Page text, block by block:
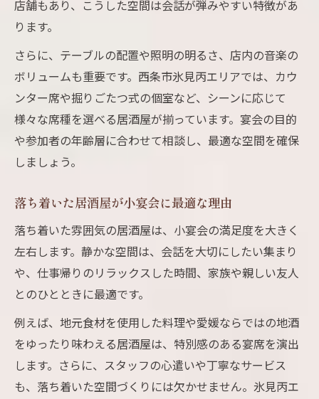
店舗もあり、こうした空間は会話が弾みやすい特徴があ
ります。
さらに、テーブルの配置や照明の明るさ、店内の音楽の
ボリュームも重要です。西条市氷見丙エリアでは、カウ
ンター席や掘りごたつ式の個室など、シーンに応じて
様々な席種を選べる居酒屋が揃っています。宴会の目的
や参加者の年齢層に合わせて相談し、最適な空間を確保
しましょう。
落ち着いた居酒屋が小宴会に最適な理由
落ち着いた雰囲気の居酒屋は、小宴会の満足度を大きく
左右します。静かな空間は、会話を大切にしたい集まり
や、仕事帰りのリラックスした時間、家族や親しい友人
とのひとときに最適です。
例えば、地元食材を使用した料理や愛媛ならではの地酒
をゆったり味わえる居酒屋は、特別感のある宴席を演出
します。さらに、スタッフの心遣いや丁寧なサービス
も、落ち着いた空間づくりには欠かせません。氷見丙エ